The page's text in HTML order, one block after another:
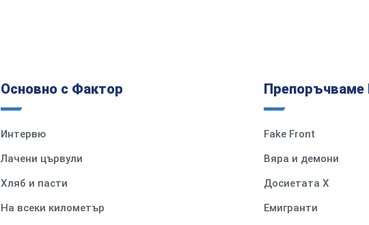
Основно с Фактор
Интервю
Лачени цървули
Хляб и пасти
На всеки километър
Препоръчваме
Fake Front
Вяра и демони
Досиетата Х
Емигранти